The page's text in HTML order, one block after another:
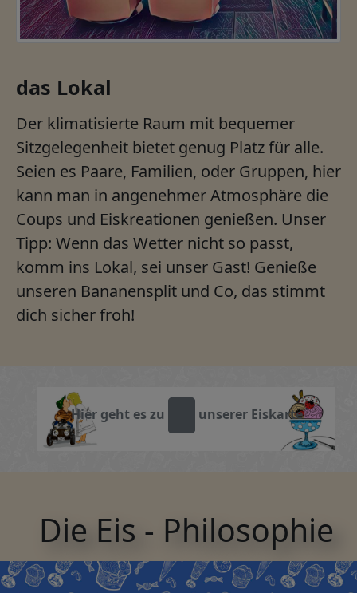
das Lokal
Der klimatisierte Raum mit bequemer
Sitzgelegenheit bietet genug Platz für alle.
Seien es Paare, Familien, oder Gruppen, hier
kann man in angenehmer Atmosphäre die
Coups und Eiskreationen genießen. Unser
Tipp: Wenn das Wetter nicht so passt,
komm ins Lokal, sei unser Gast! Genieße
unseren Bananensplit und Co, das stimmt
dich sicher froh!
Hier geht es zu unserer Eiskarte
Die Eis - Philosophie